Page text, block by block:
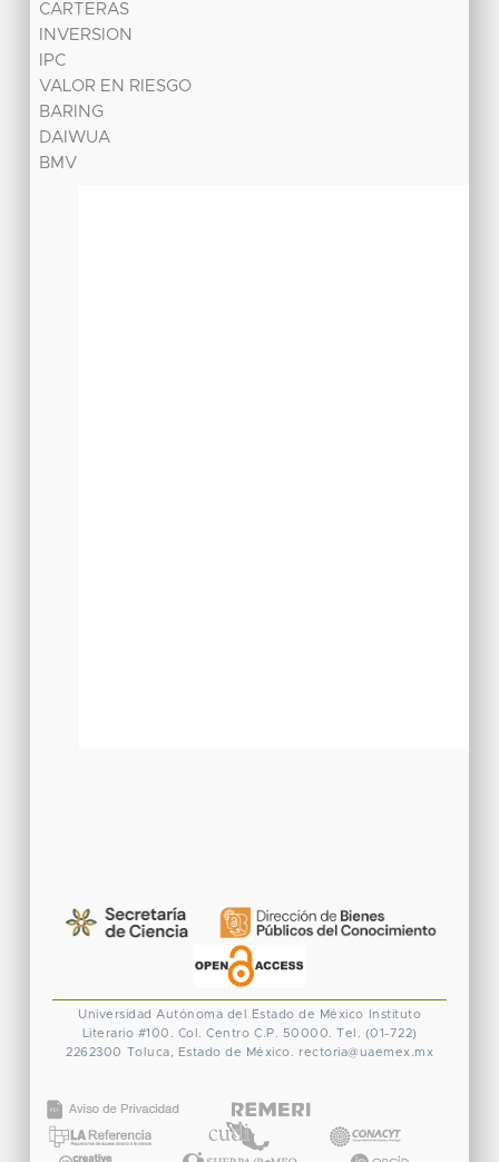
CARTERAS
INVERSION
IPC
VALOR EN RIESGO
BARING
DAIWUA
BMV
Universidad Autónoma del Estado de México
Instituto
Literario #100. Col. Centro C.P. 50000. Tel. (01-722)
2262300 Toluca, Estado de México. rectoria@uaemex.mx